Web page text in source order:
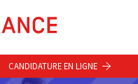
CANDIDATURE EN LIGNE